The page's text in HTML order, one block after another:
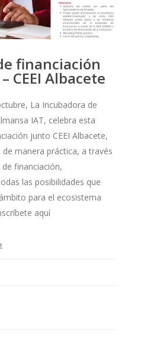
financiación
CEEI Albacete
La Incubadora de
IAT, celebra esta
junto CEEI Albacete,
manera práctica, a través
financiación,
las posibilidades que
para el ecosistema
aquí